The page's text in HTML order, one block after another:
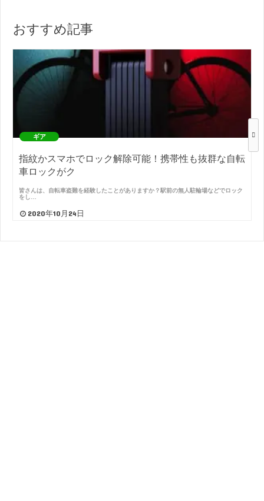
おすすめ記事
ギア
指紋かスマホでロック解除可能！携帯性も抜群な自転
車ロックがク
皆さんは、自転車盗難を経験したことがありますか？駅前の無人駐輪場などでロック
をし…
2020年10月24日